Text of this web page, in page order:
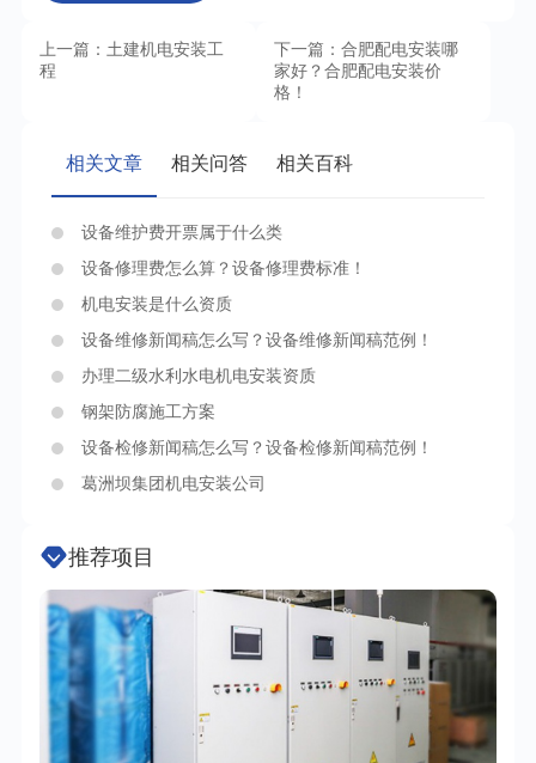
上一篇：土建机电安装工
程
下一篇：合肥配电安装哪
家好？合肥配电安装价
格！
相关文章 相关问答 相关百科
设备维护费开票属于什么类
设备修理费怎么算？设备修理费标准！
机电安装是什么资质
设备维修新闻稿怎么写？设备维修新闻稿范例！
办理二级水利水电机电安装资质
钢架防腐施工方案
设备检修新闻稿怎么写？设备检修新闻稿范例！
葛洲坝集团机电安装公司
推荐项目